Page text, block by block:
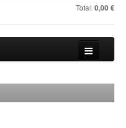
Total:0,00 €